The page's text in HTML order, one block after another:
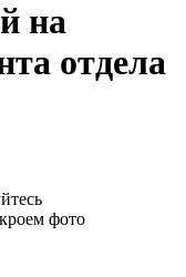
на
отдела
фото